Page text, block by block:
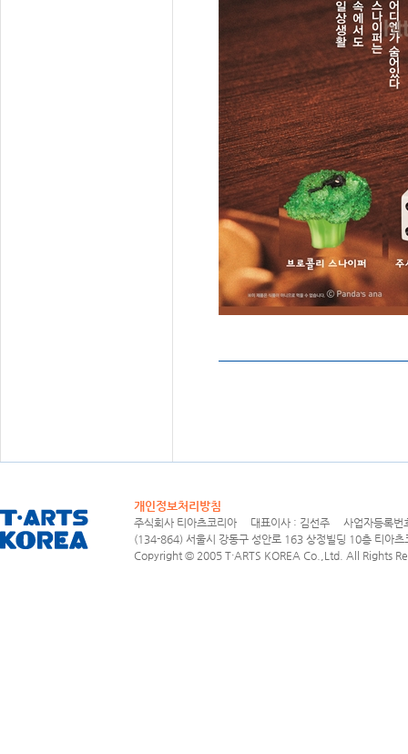
개인정보처리방침
주식회사 티아츠코리아 대표이사 : 김선주 사업자등록
(134-864) 서울시 강동구 성안로 163 상정빌딩 10층
Copyright © 2005 T·ARTS KOREA Co.,Ltd. All Rights